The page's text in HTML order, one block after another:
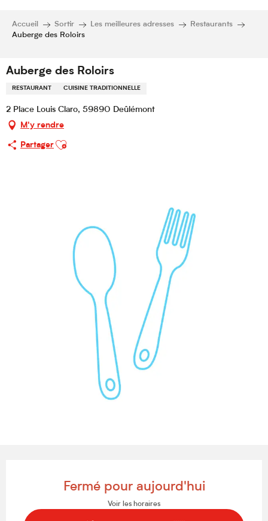
Accueil Sortir Les meilleures adresses
Restaurants
Auberge des Roloirs
Auberge des Roloirs
RESTAURANT CUISINE TRADITIONNELLE
2 Place Louis Claro, 59890 Deûlémont
M'y rendre
Partager
Ajouter aux favoris
Fermé pour aujourd'hui
Voir les horaires